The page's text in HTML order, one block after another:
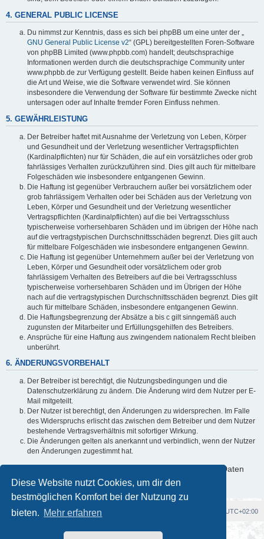
Diese Website nutzt Cookies, um dir den
bestmöglichen Komfort bei der Nutzung zu
bieten. Mehr erfahren
4. GENERAL PUBLIC LICENSE
Du nimmst zur Kenntnis, dass es sich bei phpBB um eine unter der „
GNU General Public License v2“ (GPL) bereitgestellten Foren-Software
von phpBB Limited (www.phpbb.com) handelt; deutschsprachige
Informationen werden durch die deutschsprachige Community unter
www.phpbb.de zur Verfügung gestellt. Beide haben keinen Einfluss auf
die Art und Weise, wie die Software verwendet wird. Sie können
insbesondere die Verwendung der Software für bestimmte Zwecke nicht
untersagen oder auf Inhalte fremder Foren Einfluss nehmen.
5. GEWÄHRLEISTUNG
Der Betreiber haftet mit Ausnahme der Verletzung von Leben, Körper
und Gesundheit und der Verletzung wesentlicher Vertragspflichten
(Kardinalpflichten) nur für Schäden, die auf ein vorsätzliches oder grob
fahrlässiges Verhalten zurückzuführen sind. Dies gilt auch für mittelbare
Folgeschäden wie insbesondere entgangenen Gewinn.
Die Haftung ist gegenüber Verbrauchern außer bei vorsätzlichem oder
grob fahrlässigem Verhalten oder bei Schäden aus der Verletzung von
Leben, Körper und Gesundheit und der Verletzung wesentlicher
Vertragspflichten (Kardinalpflichten) auf die bei Vertragsschluss
typischerweise vorhersehbaren Schäden und im übrigen der Höhe nach
auf die vertragstypischen Durchschnittsschäden begrenzt. Dies gilt auch
für mittelbare Folgeschäden wie insbesondere entgangenen Gewinn.
Die Haftung ist gegenüber Unternehmern außer bei der Verletzung von
Leben, Körper und Gesundheit oder vorsätzlichem oder grob
fahrlässigem Verhalten des Betreibers auf die bei Vertragsschluss
typischerweise vorhersehbaren Schäden und im Übrigen der Höhe
nach auf die vertragstypischen Durchschnittsschäden begrenzt. Dies gilt
auch für mittelbare Schäden, insbesondere entgangenen Gewinn.
Die Haftungsbegrenzung der Absätze a bis c gilt sinngemäß auch
zugunsten der Mitarbeiter und Erfüllungsgehilfen des Betreibers.
Ansprüche für eine Haftung aus zwingendem nationalem Recht bleiben
unberührt.
6. ÄNDERUNGSVORBEHALT
Der Betreiber ist berechtigt, die Nutzungsbedingungen und die
Datenschutzerklärung zu ändern. Die Änderung wird dem Nutzer per E-
Mail mitgeteilt.
Der Nutzer ist berechtigt, den Änderungen zu widersprechen. Im Falle
des Widerspruchs erlischt das zwischen dem Betreiber und dem Nutzer
bestehende Vertragsverhältnis mit sofortiger Wirkung.
Die Änderungen gelten als anerkannt und verbindlich, wenn der Nutzer
den Änderungen zugestimmt hat.
Informationen über den Umgang mit deinen persönlichen Daten
sind in der Datenschutzerklärung enthalten.
Foren-Übersicht UTC+02:00
Powered byphpBB® Forum Software © phpBB Limited